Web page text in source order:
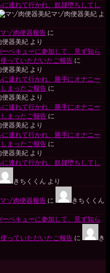
連れて行かれ、奴隷堕ちしてし
マゾ肉便器美紀 よ
ゾ肉便器報告 に
便器美紀 より
ベキューに参加して、見ず知ら
っていただいたご報告 に
便器美紀 より
連れて行かれ、勝手にオナニー
まったご報告 に
便器美紀 より
連れて行かれ、勝手にオナニー
まったご報告 に
便器美紀 より
連れて行かれ、勝手にオナニー
まったご報告 に
便器美紀 より
連れて行かれ、奴隷堕ちしてし
きちくくん より
ゾ肉便器報告 に
きちくくん
ベキューに参加して、見ず知ら
っていただいたご報告 に
き